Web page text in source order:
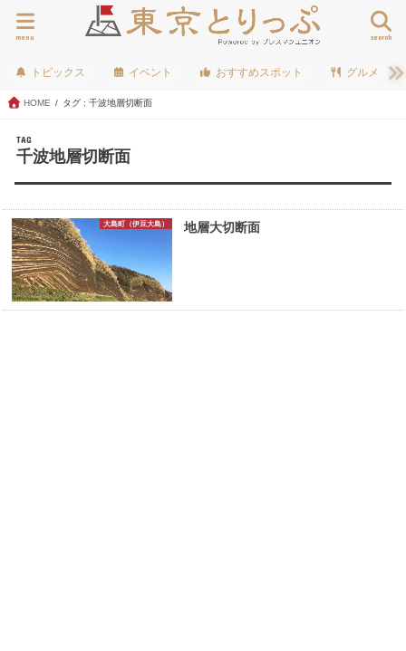
search
menu
トピックス イベント おすすめスポット グルメ
HOME タグ : 千波地層切断面
TAG
千波地層切断面
大島町（伊豆大島） 地層大切断面